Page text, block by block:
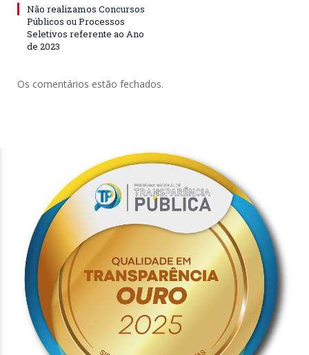
Não realizamos Concursos
Públicos ou Processos
Seletivos referente ao Ano
de 2023
Os comentários estão fechados.